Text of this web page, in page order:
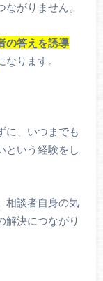
がりません。
の答えを誘導
なります。
に、いつまでも
という経験をし
相談者自身の気
解決につながり